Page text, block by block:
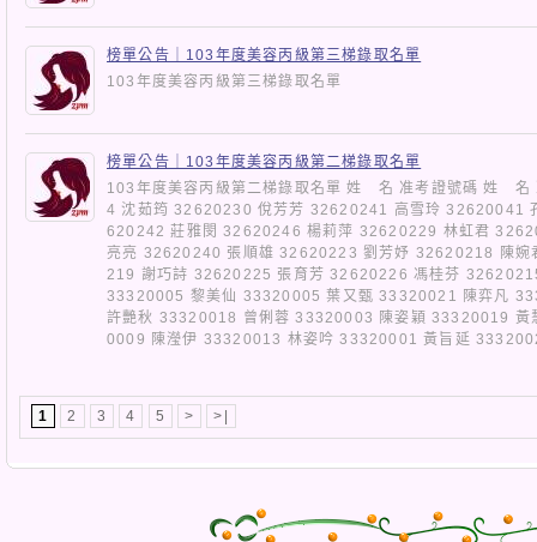
榜單公告｜103年度美容丙級第三梯錄取名單
103年度美容丙級第三梯錄取名單
榜單公告｜103年度美容丙級第二梯錄取名單
103年度美容丙級第二梯錄取名單 姓 名 准考證號碼 姓
4 沈茹筠 32620230 侻芳芳 32620241 高雪玲 32620041
620242 莊雅閔 32620246 楊莉萍 32620229 林虹君
亮亮 32620240 張順雄 32620223 劉芳妤 32620218 陳
219 謝巧詩 32620225 張育芳 32620226 馮桂芬
33320005 黎美仙 33320005 葉又甄 33320021 陳弈凡
許艷秋 33320018 曾俐蓉 33320003 陳姿穎 33320019
0009 陳瀅伊 33320013 林姿吟 33320001 黃旨延
1 2 3 4 5 > >|